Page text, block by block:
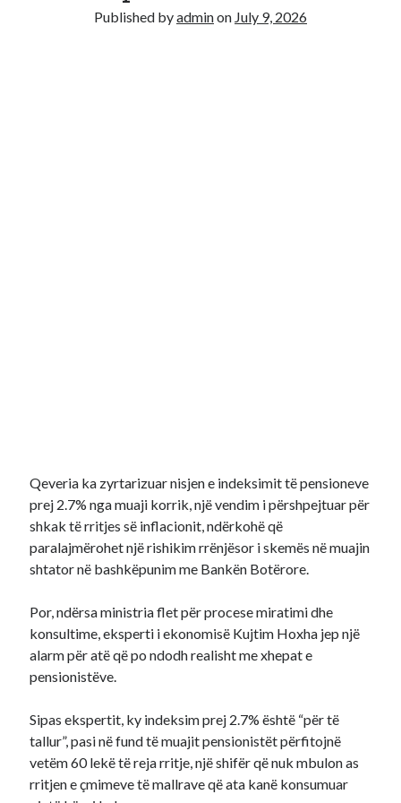
Recent Comments
Published byadminon July 9, 2026
Qeveria ka zyrtarizuar nisjen e indeksimit të pensioneve
prej 2.7% nga muaji korrik, një vendim i përshpejtuar për
shkak të rritjes së inflacionit, ndërkohë që
paralajmërohet një rishikim rrënjësor i skemës në muajin
shtator në bashkëpunim me Bankën Botërore.
Por, ndërsa ministria flet për procese miratimi dhe
konsultime, eksperti i ekonomisë Kujtim Hoxha jep një
alarm për atë që po ndodh realisht me xhepat e
pensionistëve.
Sipas ekspertit, ky indeksim prej 2.7% është “për të
tallur”, pasi në fund të muajit pensionistët përfitojnë
vetëm 60 lekë të reja rritje, një shifër që nuk mbulon as
rritjen e çmimeve të mallrave që ata kanë konsumuar